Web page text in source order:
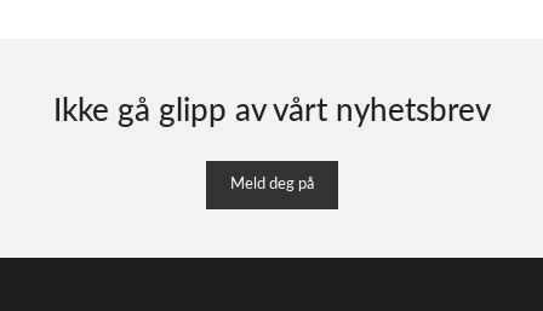
Ikke gå glipp av vårt nyhetsbrev
Meld deg på